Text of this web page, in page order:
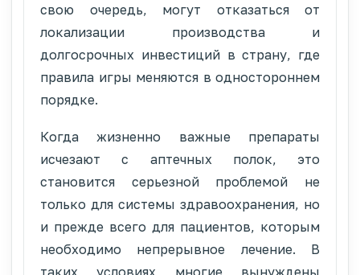
свою очередь, могут отказаться от
локализации производства и
долгосрочных инвестиций в страну, где
правила игры меняются в одностороннем
порядке.
Когда жизненно важные препараты
исчезают с аптечных полок, это
становится серьезной проблемой не
только для системы здравоохранения, но
и прежде всего для пациентов, которым
необходимо непрерывное лечение. В
таких условиях многие вынуждены